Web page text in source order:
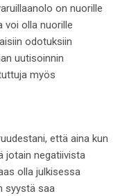
on nuorille
voi olla nuorille
odotuksiin
uutisoinnin
myös
että aina kun
jotain negatiivista
olla julkisessa
syystä saa